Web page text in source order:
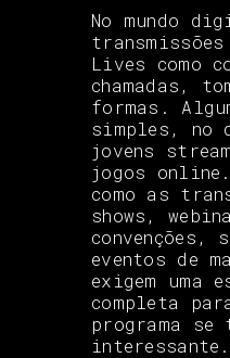
No mundo
Lives como
chamadas,
formas.
simples, no
jovens
jogos
como as
shows,
convenções,
eventos de
exigem uma
completa
programa se
interessante.